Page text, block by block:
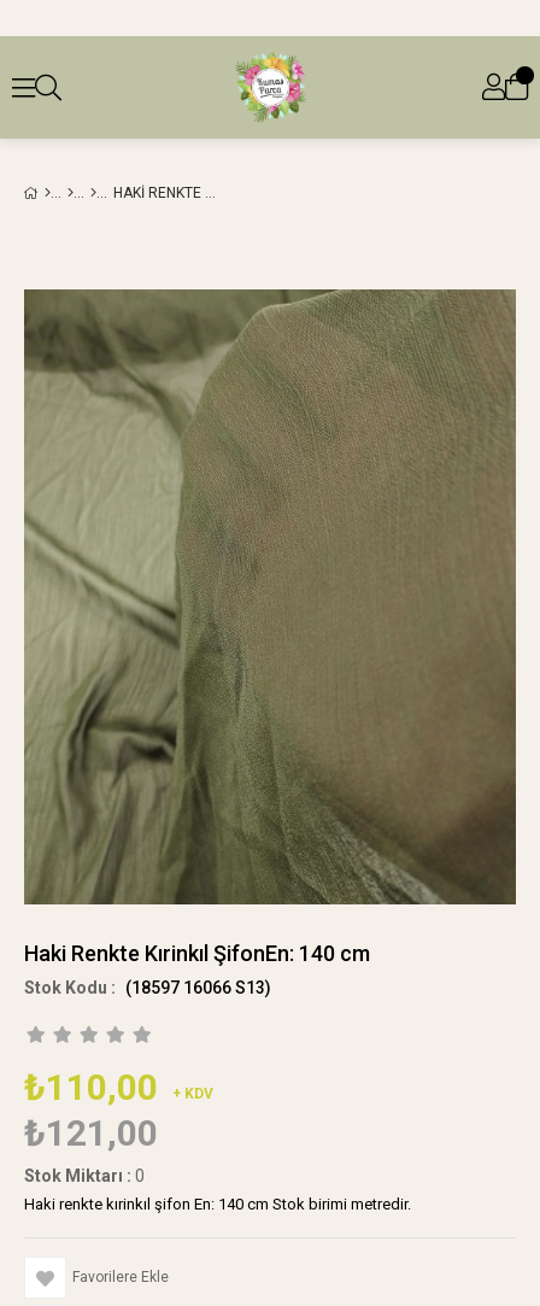
HAKI RENKTE KIRINKIL ŞIFONEN: 140 CM
Haki Renkte Kırinkıl ŞifonEn: 140 cm
(18597 16066 S13)
₺110,00 + KDV
₺121,00
Stok Miktarı : 0
Haki renkte kırinkıl şifon En: 140 cm Stok birimi metredir.
Favorilere Ekle